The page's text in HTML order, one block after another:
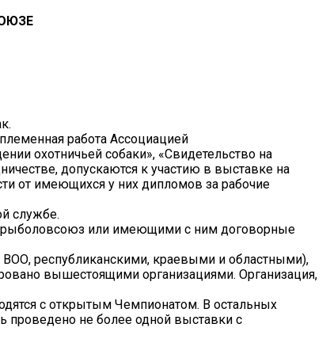
работа Ассоциацией
охотничьей собаки», «Свидетельство на
допускаются к участию в выставке на
от имеющихся у них дипломов за рабочие
службе.
или имеющими с ним договорные
республиканскими, краевыми и областными),
вышестоящими организациями. Организация,
с открытым Чемпионатом. В остальных
проведено не более одной выставки с